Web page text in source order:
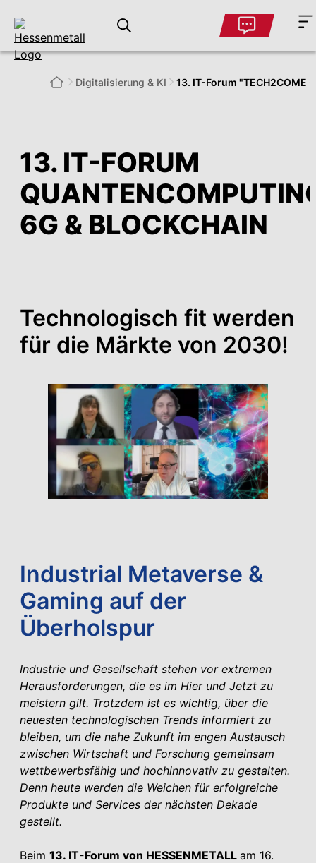
13. IT-FORUM
6G & BLOCKCHAIN
Technologisch fit werden
für die Märkte von 2030!
Industrial Metaverse &
Gaming auf der
Überholspur
Industrie und Gesellschaft stehen vor extremen
Herausforderungen, die es im Hier und Jetzt zu
meistern gilt. Trotzdem ist es wichtig, über die
neuesten technologischen Trends informiert zu
bleiben, um die nahe Zukunft im engen Austausch
zwischen Wirtschaft und Forschung gemeinsam
wettbewerbsfähig und hochinnovativ zu gestalten.
Denn heute werden die Weichen für erfolgreiche
Produkte und Services der nächsten Dekade
gestellt.
Beim 13. IT-Forum von HESSENMETALL am 16.
Digitalisierung & KI 13. IT-Forum "TECH2COME -